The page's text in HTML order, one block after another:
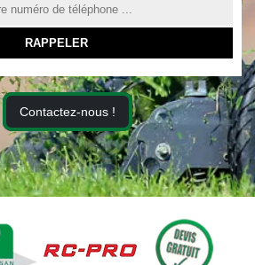
Contactez-nous !